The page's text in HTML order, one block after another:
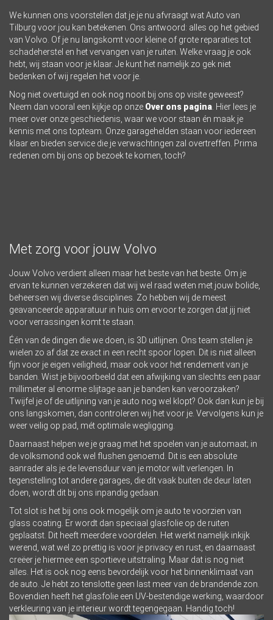
We kunnen ons voorstellen dat je je nu afvraagt wat Auto van
Tilburg voor jou kan betekenen. Ons antwoord: alles op het gebied
van Volvo. Of je nu langskomt voor kleine of grote reparaties tot
schadeherstel en het vervangen van je ruiten. Welke vraag je ook
hebt, wij staan voor je klaar. Je kunt het namelijk zo gek niet
bedenken of wij regelen het voor je.
Nog niet overtuigd en ook nog nooit bij ons op visite geweest?
Neem dan vooral een kijkje op onze Over ons pagina. Hier lees je
meer over onze geschiedenis, waar we voor staan én maak je
kennis met ons topteam. Onze garagehelden staan voor iedereen
klaar en bieden service die je verwachtingen zal overtreffen. Prima
redenen om bij ons op bezoek te komen, toch?
Met zorg voor jouw Volvo
Jouw Volvo verdient alleen maar het beste van het beste. Om je
ervan te kunnen verzekeren dat wij wel raad weten met jouw bolide,
beheersen wij diverse disciplines. Zo hebben wij de meest
geavanceerde apparatuur in huis om ervoor te zorgen dat jij niet
voor verrassingen komt te staan.
Één van de dingen die we doen, is 3D uitlijnen. Ons team stellen je
wielen zo af dat ze exact in een recht spoor lopen. Dit is niet alleen
fijn voor je eigen veiligheid, maar ook voor het rendement van je
banden. Wist je bijvoorbeeld dat een afwijking van slechts een paar
millimeter al enorme slijtage aan je banden kan veroorzaken?
Twijfel je of de uitlijning van je auto nog wel klopt? Ook dan kun je bij
ons langskomen, dan controleren wij het voor je. Vervolgens kun je
weer veilig op pad, mét optimale wegligging.
Daarnaast helpen we je graag met het spoelen van je automaat; in
de volksmond ook wel flushen genoemd. Dit is een absolute
aanrader als je de levensduur van je motor wilt verlengen. In
tegenstelling tot andere garages, die dit vaak buiten de deur laten
doen, wordt dit bij ons inpandig gedaan.
Tot slot is het bij ons ook mogelijk om je auto te voorzien van
glass coating. Er wordt dan speciaal glasfolie op de ruiten
geplaatst. Dit heeft meerdere voordelen. Het werkt namelijk inkijk
werend, wat wel zo prettig is voor je privacy en rust, en daarnaast
creëer je hiermee een sportieve uitstraling. Maar dat is nog niet
alles. Het is ook nog eens bevordelijk voor het binnenklimaat van
de auto. Je hebt zo tenslotte geen last meer van de brandende zon.
Bovendien heeft het glasfolie een UV-bestendige werking, waardoor
verkleuring van je interieur wordt tegengegaan. Handig toch!